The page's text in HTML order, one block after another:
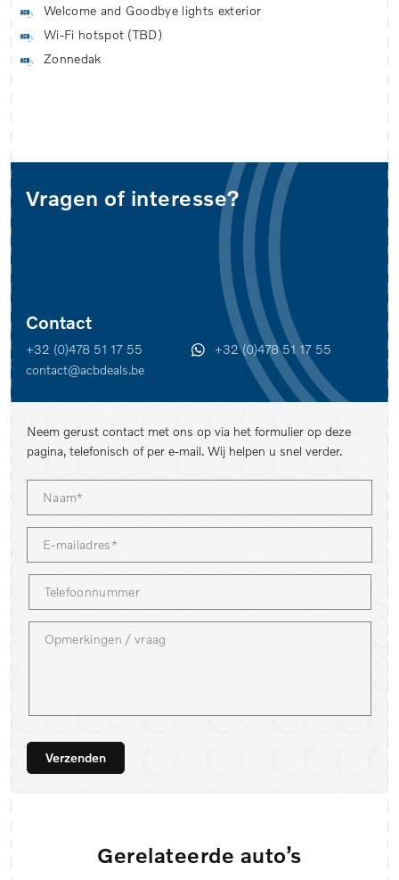
Welcome and Goodbye lights exterior
Wi-Fi hotspot (TBD)
Zonnedak
Vragen of interesse?
Contact
+32 (0)478 51 17 55
+32 (0)478 51 17 55
contact@acbdeals.be
Neem gerust contact met ons op via het formulier op deze
pagina, telefonisch of per e-mail. Wij helpen u snel verder.
Verzenden
Gerelateerde auto’s